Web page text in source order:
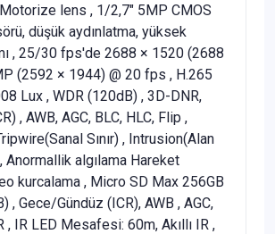
lens , 1/2,7" 5MP CMOS
düşük aydınlatma, yüksek
, 25/30 fps'de 2688 × 1520 (2688
(2592 × 1944) @ 20 fps , H.265
Lux , WDR (120dB) , 3D-DNR,
, AWB, AGC, BLC, HLC, Flip ,
Sınır) , Intrusion(Alan
Anormallik algılama Hareket
kurcalama , Micro SD Max 256GB
, Gece/Gündüz (ICR), AWB , AGC,
, IR LED Mesafesi: 60m, Akıllı IR ,